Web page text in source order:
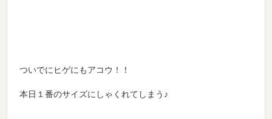
ついでにヒゲにもアコウ！！
本日１番のサイズにしゃくれてしまう♪